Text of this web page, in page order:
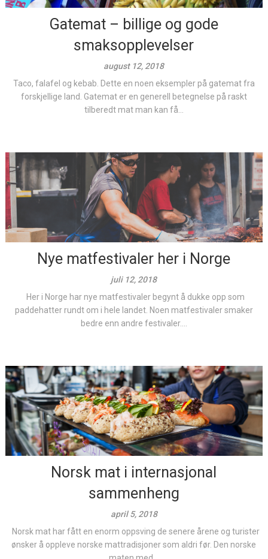
Gatemat – billige og gode
smaksopplevelser
august 12, 2018
Taco, falafel og kebab. Dette en noen eksempler på gatemat fra
forskjellige land. Gatemat er en generell betegnelse på raskt
tilberedt mat man kan få...
Nye matfestivaler her i Norge
juli 12, 2018
Her i Norge har nye matfestivaler begynt å dukke opp som
paddehatter rundt om i hele landet. Noen matfestivaler smaker
bedre enn andre festivaler....
Norsk mat i internasjonal
sammenheng
april 5, 2018
Norsk mat har fått en enorm oppsving de senere årene og turister
ønsker å oppleve norske mattradisjoner som aldri før. Den norske